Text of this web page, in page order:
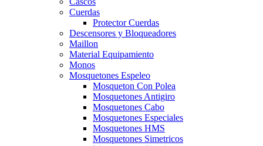
Cuerdas
Protector Cuerdas
Descensores y Bloqueadores
Maillon
Material Equipamiento
Monos
Mosquetones Espeleo
Mosqueton Con Polea
Mosquetones Antigiro
Mosquetones Cabo
Mosquetones Especiales
Mosquetones HMS
Mosquetones Simetricos